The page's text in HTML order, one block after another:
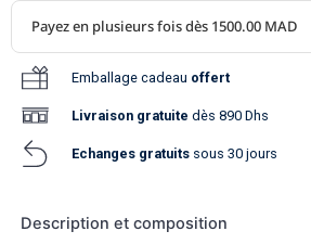
Emballage cadeau offert
Livraison gratuite dès 890 Dhs
Echanges gratuits sous 30 jours
Description et composition